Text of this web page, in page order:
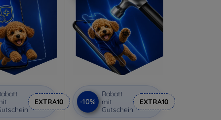
EXTRA10 -10%
Rabatt
mit
Gutschein
EXTRA10